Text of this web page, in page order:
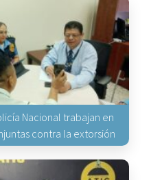
Nacional trabajan en
contra la extorsión